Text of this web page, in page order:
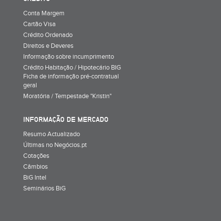
Conta Margem
Cartão Visa
Crédito Ordenado
Direitos e Deveres
Informação sobre incumprimento
Crédito Habitação / Hipotecário BIG
Ficha de informação pré-contratual
geral
Moratória / Tempestade "Kristin"
INFORMAÇÃO DE MERCADO
Resumo Actualizado
Últimas no Negócios.pt
Cotações
Câmbios
BiG Intel
Seminários BiG